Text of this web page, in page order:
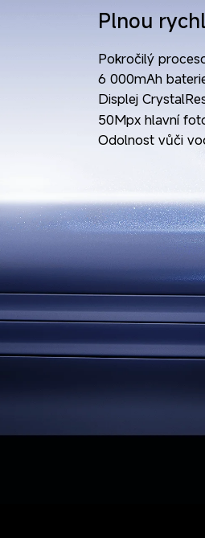
Plnou
Pokročilý
6 000mAh
Displej
50Mpx hlavní
Odolnost vůči